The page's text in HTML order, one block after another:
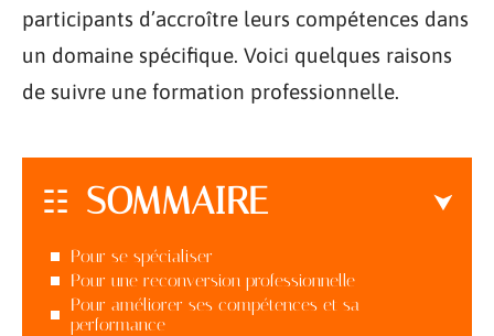
participants d’accroître leurs compétences dans
un domaine spécifique. Voici quelques raisons
de suivre une formation professionnelle.
SOMMAIRE
Pour se spécialiser
Pour une reconversion professionnelle
Pour améliorer ses compétences et sa
performance